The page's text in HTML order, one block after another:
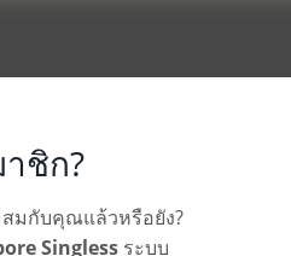
ชิก?
มกับคุณแล้วหรือยัง?
Singless ระบบ